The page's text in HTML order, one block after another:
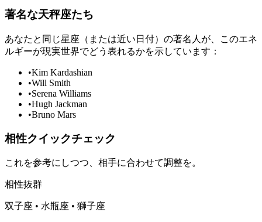
著名な天秤座たち
あなたと同じ星座（または近い日付）の著名人が、このエネ
ルギーが現実世界でどう表れるかを示しています：
•Kim Kardashian
•Will Smith
•Serena Williams
•Hugh Jackman
•Bruno Mars
相性クイックチェック
これを参考にしつつ、相手に合わせて調整を。
相性抜群
双子座 • 水瓶座 • 獅子座